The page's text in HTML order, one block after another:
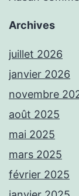
Archives
juillet 2026
janvier 2026
novembre
août 2025
mai 2025
mars 2025
février 2025